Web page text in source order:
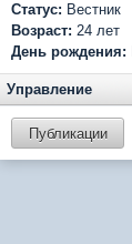
Статус: Вестник
Возраст: 24 лет
День рождения:
Управление
Публикации